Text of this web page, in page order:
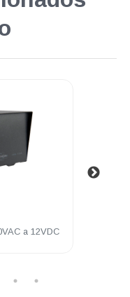
Fuente de poder Astron